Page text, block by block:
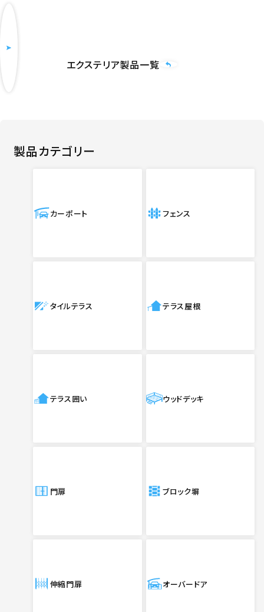
エクステリア製品一覧
製品カテゴリー
カーポート フェンス
タイルテラス テラス屋根
テラス囲い ウッドデッキ
門扉 ブロック塀
伸縮門扉 オーバードア